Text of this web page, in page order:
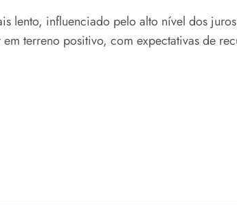
lento, influenciado pelo alto nível dos
terreno positivo, com expectativas de